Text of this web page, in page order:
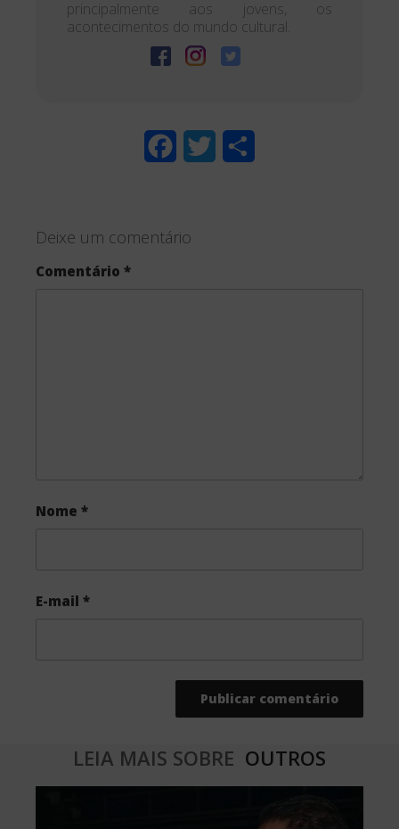
principalmente aos jovens, os
acontecimentos do mundo cultural.
e
Deixe um comentário
Comentário *
Nome *
E-mail *
LEIA MAIS SOBRE OUTROS